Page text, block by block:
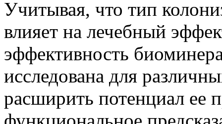
Учитывая, что тип
влияет на лечебный
эффективность
исследована для
расширить потенциал ее